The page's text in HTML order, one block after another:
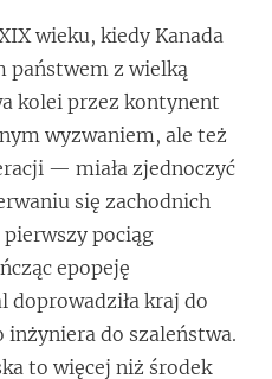
wieku, kiedy Kanada
państwem z wielką
kolei przez kontynent
wyzwaniem, ale też
— miała zjednoczyć
się zachodnich
pociąg
epopeję
doprowadziła kraj do
do szaleństwa.
to więcej niż środek